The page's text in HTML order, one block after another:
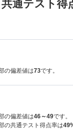
通テスト得
の偏差値は73です。
の偏差値は46～49です。
の共通テスト得点率は